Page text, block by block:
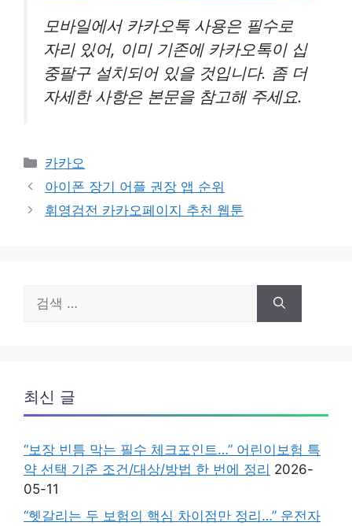
모바일에서 카카오톡 사용은 필수로
자리 있어, 이미 기존에 카카오톡이 십
중팔구 설치되어 있을 것입니다. 좀 더
자세한 사항은 본문을 참고해 주세요.
카
테
리
카카오
아이폰 장기 어플 권장 앱 순위
휘영검전 카카오페이지 추천 웹툰
색:
최신 글
“보장 빈틈 막는 필수 체크포인트…” 어린이보험 특
약 선택 기준 조건/대상/방법 한 번에 정리 2026-
05-11
“헷갈리는 두 보험의 핵심 차이점만 정리…” 운전자